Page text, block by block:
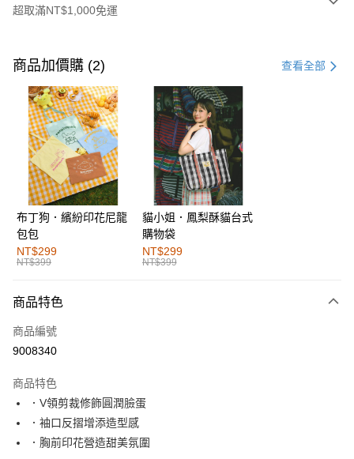
超取滿NT$1,000免運
信用卡一次付款
購物金
超商取貨付款
LINE Pay
街口支付
運送方式
全家取貨付款
每筆NT$60，滿NT$1,000(含以上)免運費
付款後全家取貨
萊爾富取貨付款
付款後萊爾富取貨
每筆NT$60，滿NT$1,000(含以上)免運費
7-11取貨付款
商品加價購 (2) 查看全部
布丁狗．繽紛印花尼龍
包包
NT$299
NT$399
貓小姐．鳳梨酥貓台式
購物袋
NT$299
NT$399
商品特色
商品編號
9008340
商品特色
．V領剪裁修飾圓潤臉蛋
．袖口反摺增添造型感
．胸前印花營造甜美氛圍